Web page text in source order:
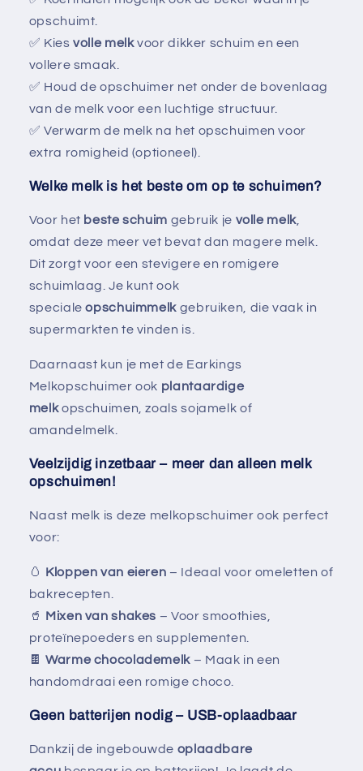
opschuimt.
✅ Kiesvolle melkvoor dikker schuim en een
vollere smaak.
✅ Houd de opschuimer net onder de bovenlaag
van de melk voor een luchtige structuur.
✅ Verwarm de melk na het opschuimen voor
extra romigheid (optioneel).
Welke melk is het beste om op te schuimen?
Voor het beste schuim gebruik je volle melk,
omdat deze meer vet bevat dan magere melk.
Dit zorgt voor een stevigere en romigere
schuimlaag. Je kunt ook
specialeopschuimmelkgebruiken, die vaak in
supermarkten te vinden is.
Daarnaast kun je met de Earkings
Melkopschuimer ook plantaardige
melkopschuimen, zoals sojamelk of
amandelmelk.
Veelzijdig inzetbaar – meer dan alleen melk
opschuimen!
Naast melk is deze melkopschuimer ook perfect
voor:
🥚 Kloppen van eieren – Ideaal voor omeletten of
bakrecepten.
🥤 Mixen van shakes – Voor smoothies,
proteïnepoeders en supplementen.
🍫Warme chocolademelk – Maak in een
handomdraai een romige choco.
Geen batterijen nodig – USB-oplaadbaar
Dankzij de ingebouwde oplaadbare